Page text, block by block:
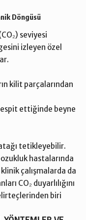
Döngüsü
seviyesi
izleyen özel
kilit parçalarından
ettiğinde beyne
tetikleyebilir.
hastalarında
çalışmalarda da
CO₂ duyarlılığını
biri